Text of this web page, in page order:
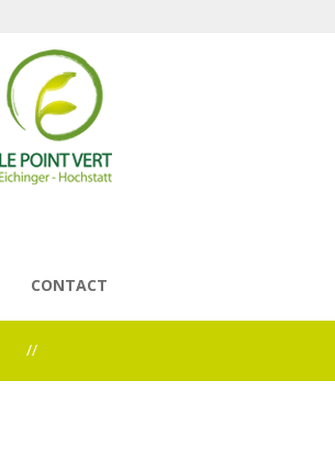
CONTACT
//